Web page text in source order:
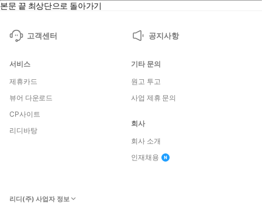
본문 끝 최상단으로 돌아가기
고객센터 공지사항
서비스
제휴카드
뷰어 다운로드
CP사이트
리디바탕
기타 문의
원고 투고
사업 제휴 문의
회사
회사 소개
인재채용
리디(주) 사업자 정보